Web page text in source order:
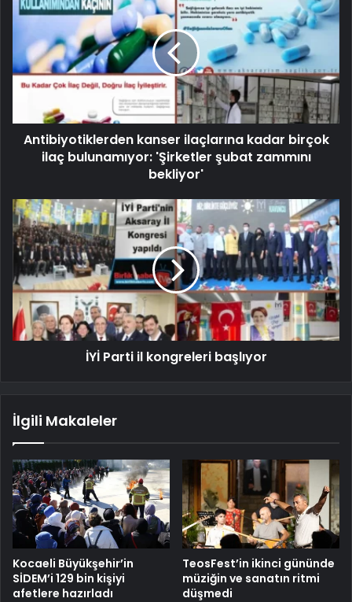
Antibiyotiklerden kanser ilaçlarına kadar birçok
ilaç bulunamıyor: 'Şirketler şubat zammını
bekliyor'
İYİ Parti il ​​kongreleri başlıyor
İlgili Makaleler
Kocaeli Büyükşehir’in
SİDEM’i 129 bin kişiyi
afetlere hazırladı
TeosFest’in ikinci gününde
müziğin ve sanatın ritmi
düşmedi